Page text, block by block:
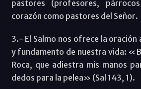
pastores (profesores,
corazón como pastores del Señor.
3.- El Salmo nos ofrece la oración
y fundamento de nuestra vida:
Roca, que adiestra mis manos
dedos para la pelea» (Sal 143, 1).